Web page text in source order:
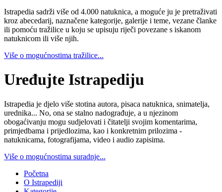
Istrapedia sadrži više od 4.000 natuknica, a moguće ju je pretraživati
kroz abecedarij, naznačene kategorije, galerije i teme, vezane članke
ili pomoću tražilice u koju se upisuju riječi povezane s iskanom
natuknicom ili više njih.
Više o mogućnostima tražilice...
Uređujte Istrapediju
Istrapedia je djelo više stotina autora, pisaca natuknica, snimatelja,
urednika... No, ona se stalno nadograđuje, a u njezinom
obogaćivanju mogu sudjelovati i čitatelji svojim komentarima,
primjedbama i prijedlozima, kao i konkretnim prilozima -
natuknicama, fotografijama, video i audio zapisima.
Više o mogućnostima suradnje...
Početna
O Istrapediji